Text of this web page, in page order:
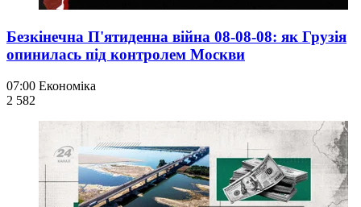
Безкінечна П'ятиденна війна 08-08-08: як Грузія
опинилась під контролем Москви
07:00 Економіка
2 582